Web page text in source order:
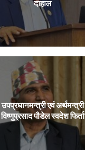
दाहाल
उपप्रधानमन्त्री एवं अर्थमन्त्री
विष्णुप्रसाद पौडेल स्वदेश फिर्ता